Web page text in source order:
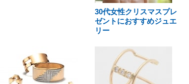
30代女性クリスマスプレ
ゼントにおすすめジュエ
リー